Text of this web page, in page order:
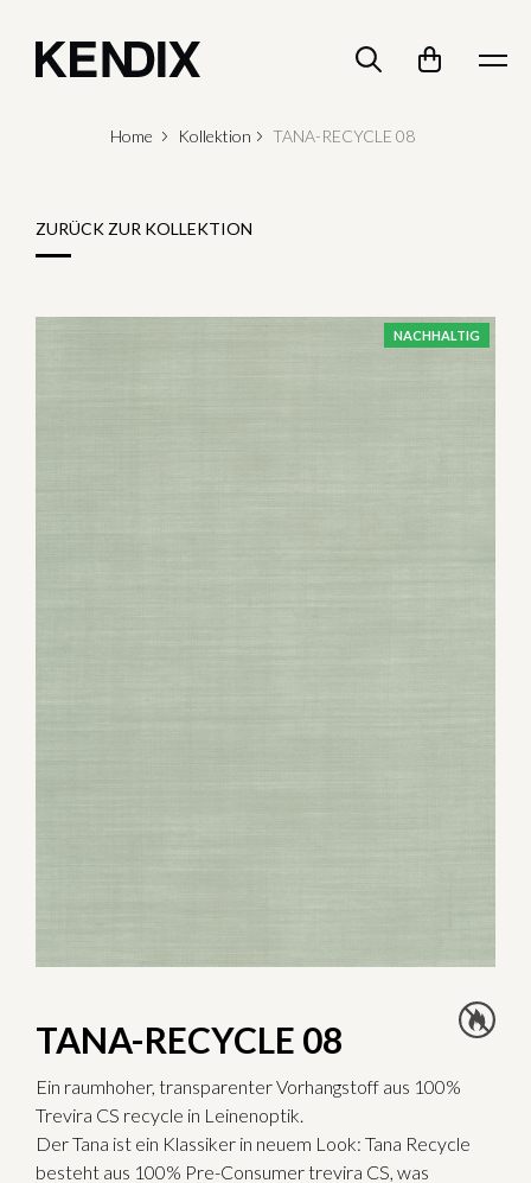
Home Kollektion TANA-RECYCLE 08
ZURÜCK ZUR KOLLEKTION
TANA-RECYCLE 08
Ein raumhoher, transparenter Vorhangstoff aus 100%
Trevira CS recycle in Leinenoptik.
Der Tana ist ein Klassiker in neuem Look: Tana Recycle
besteht aus 100% Pre-Consumer trevira CS, was
NACHHALTIG